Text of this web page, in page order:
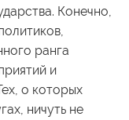
Конечно,
ранга
и
о которых
ничуть не